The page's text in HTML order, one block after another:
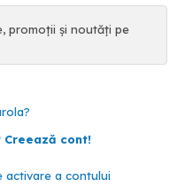
promoții și noutăți pe
cont!
activare a contului